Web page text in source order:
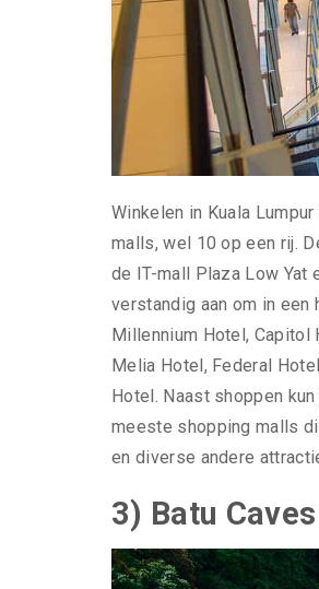
Winkelen in Kuala
malls, wel 10 op een rij.
de IT-mall Plaza Low Yat
verstandig aan om in een
Millennium Hotel,
Melia Hotel, Federal
Hotel. Naast shoppen
meeste shopping malls
en diverse andere
3) Batu Caves